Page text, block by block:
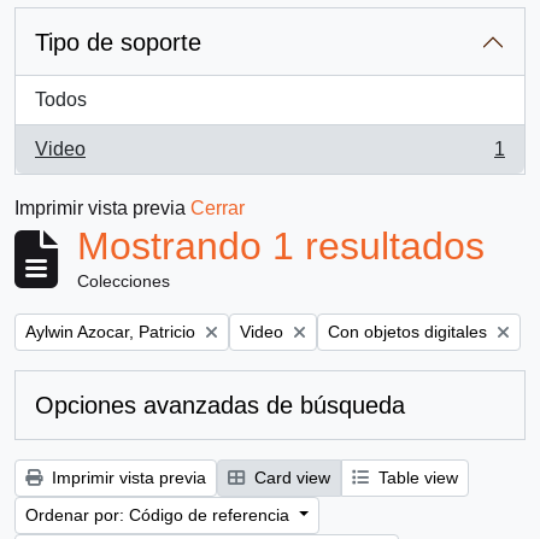
Tipo de soporte
Todos
Video
, 1 resultados
1
Imprimir vista previa Cerrar
Mostrando 1 resultados
Colecciones
Remove filter:
Aylwin Azocar, Patricio Remove filter:
Video Remove filter:
Con objetos digitales
Opciones avanzadas de búsqueda
Imprimir vista previa Card view
Table view
Ordenar por: Código de referencia